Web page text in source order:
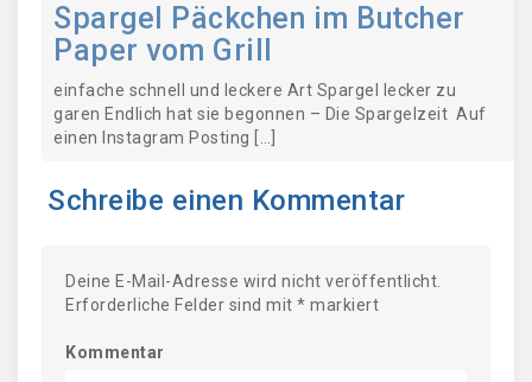
Spargel Päckchen im Butcher
Paper vom Grill
einfache schnell und leckere Art Spargel lecker zu
garen Endlich hat sie begonnen – Die Spargelzeit Auf
einen Instagram Posting […]
Schreibe einen Kommentar
Deine E-Mail-Adresse wird nicht veröffentlicht.
Erforderliche Felder sind mit * markiert
Kommentar